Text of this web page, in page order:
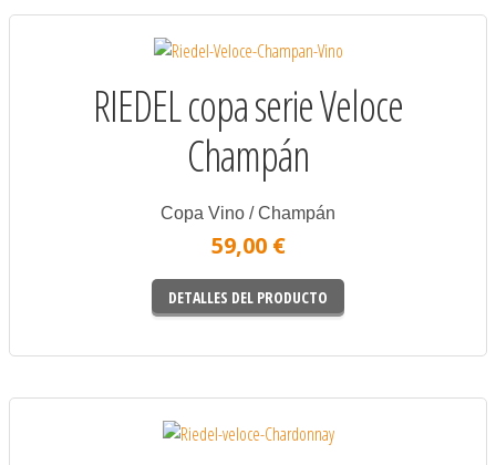
RIEDEL copa serie Veloce
Champán
Copa Vino / Champán
59,00 €
DETALLES DEL PRODUCTO